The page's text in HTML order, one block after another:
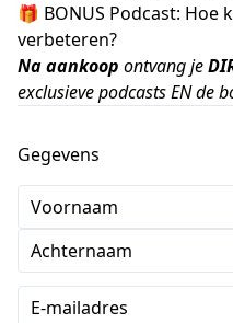
🎁 BONUS Podcast: Hoe
verbeteren?
Na aankoop ontvang je
exclusieve podcasts EN de
Gegevens
Voornaam
Achternaam
E-mailadres